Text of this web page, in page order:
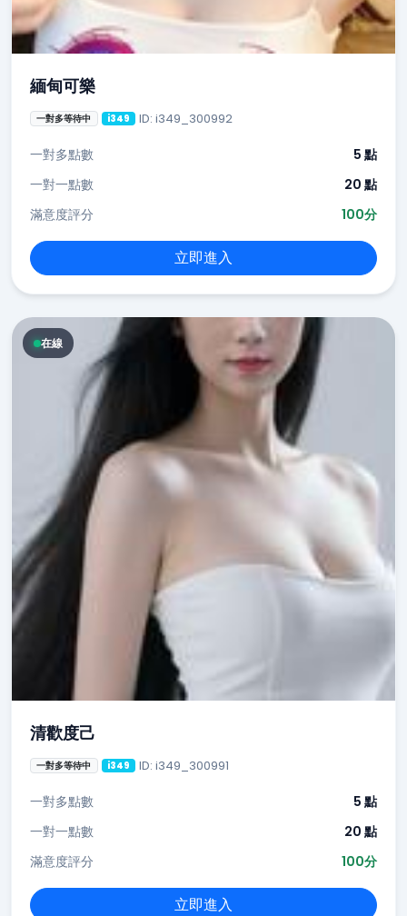
緬甸可樂
一對多等待中 i349 ID: i349_300992
一對多點數
5 點
一對一點數
20 點
滿意度評分
100分
立即進入
在線
清歡度己
一對多等待中 i349 ID: i349_300991
一對多點數
5 點
一對一點數
20 點
滿意度評分
100分
立即進入